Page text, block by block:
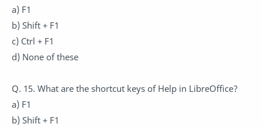
a) F1
b) Shift + F1
c) Ctrl + F1
d) None of these
Q. 15. What are the shortcut keys of Help in LibreOffice?
a) F1
b) Shift + F1